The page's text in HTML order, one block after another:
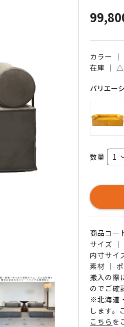
カラー
在庫 ｜△
バリエー
数量
商品コー
サイズ
内寸サイ
素材 ｜
搬入の際
のでご確
※北海道
します。
こちら を